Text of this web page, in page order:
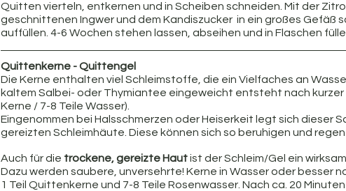
Quitten vierteln, entkernen und in Scheiben schneiden. Mit der
geschnittenen Ingwer und dem Kandiszucker  in ein großes Gefäß
auffüllen. 4-6 Wochen stehen lassen, abseihen und in Flaschen
Quittenkerne - Quittengel
Die Kerne enthalten viel Schleimstoffe, die ein Vielfaches an
kaltem Salbei- oder Thymiantee eingeweicht entsteht nach kurzer
Kerne / 7-8 Teile Wasser).
Eingenommen bei Halsschmerzen oder Heiserkeit legt sich dieser
gereizten Schleimhäute. Diese können sich so beruhigen und
Auch für die trockene, gereizte Haut ist der Schleim/Gel ein
Dazu werden saubere, unversehrte! Kerne in Wasser oder besser
1 Teil Quittenkerne und 7-8 Teile Rosenwasser. Nach ca. 20